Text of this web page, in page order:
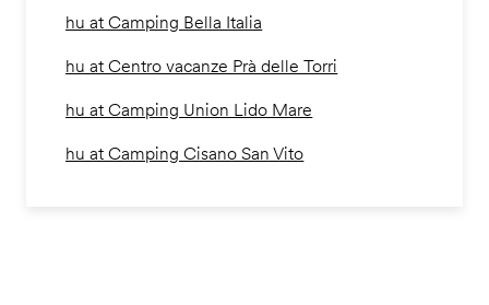
hu at Camping Bella Italia
hu at Centro vacanze Prà delle Torri
hu at Camping Union Lido Mare
hu at Camping Cisano San Vito